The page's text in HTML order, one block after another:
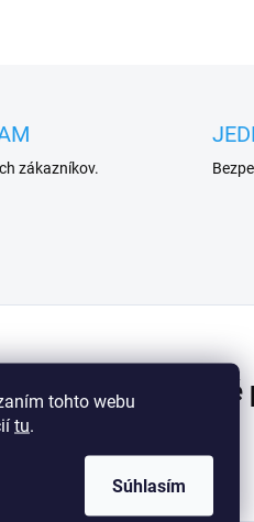
tohto webu
tu.
Súhlasím
zákazníkov.
Dodatočné
Kategória: